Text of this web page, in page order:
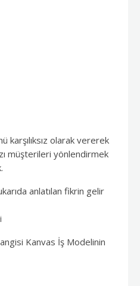
karşılıksız olarak vererek
müşterileri yönlendirmek
anlatılan fikrin gelir
Kanvas İş Modelinin